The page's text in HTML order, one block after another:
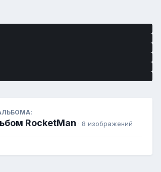
RocketMan · 8 изображений